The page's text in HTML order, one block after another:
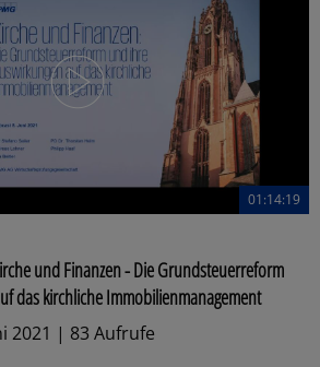
01:14:19
und Finanzen - Die Grundsteuerreform
das kirchliche Immobilienmanagement
2021 | 83 Aufrufe